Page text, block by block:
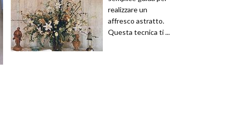
realizzare un
affresco astratto.
Questa tecnica ti ...